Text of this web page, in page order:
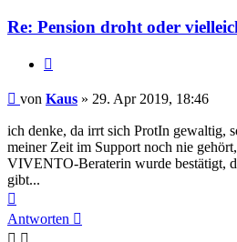
Re: Pension droht oder
Beitrag
von Kaus » 29. Apr 2019, 18:46
ich denke, da irrt sich ProtIn gewaltig,
meiner Zeit im Support noch nie
VIVENTO-Beraterin wurde bestätigt,
gibt...
oben
Antworten